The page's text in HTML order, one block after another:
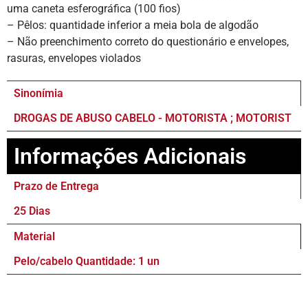
uma caneta esferográfica (100 fios)
– Pêlos: quantidade inferior a meia bola de algodão
– Não preenchimento correto do questionário e envelopes,
rasuras, envelopes violados
Sinonímia
DROGAS DE ABUSO CABELO - MOTORISTA ; MOTORIST
Informações Adicionais
Prazo de Entrega
25 Dias
Material
Pelo/cabelo Quantidade: 1 un